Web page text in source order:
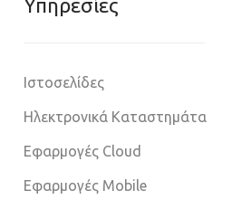
Υπηρεσίες
Ιστοσελίδες
Ηλεκτρονικά Καταστημάτα
Εφαρμογές Cloud
Εφαρμογές Mobile